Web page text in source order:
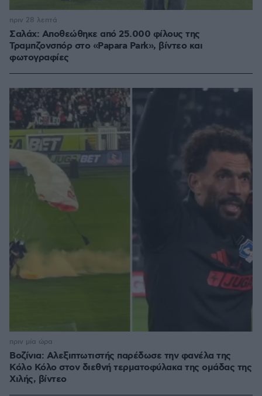
Σαλάχ: Αποθεώθηκε από 25.000 φίλους της
Τραμπζονσπόρ στο «Papara Park», βίντεο και
φωτογραφίες
πριν 28 λεπτά
Βοζίνια: Αλεξιπτωτιστής παρέδωσε την φανέλα της
Κόλο Κόλο στον διεθνή τερματοφύλακα της ομάδας της
Χιλής, βίντεο
πριν μία ώρα